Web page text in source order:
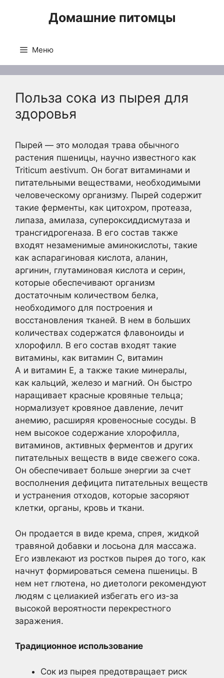
Домашние питомцы
Меню
Польза сока из пырея для
здоровья
Пырей — это молодая трава обычного
растения пшеницы, научно известного как
Triticum aestivum. Он богат витаминами и
питательными веществами, необходимыми
человеческому организму. Пырей содержит
такие ферменты, как цитохром, протеаза,
липаза, амилаза, супероксиддисмутаза и
трансгидрогеназа. В его состав также
входят незаменимые аминокислоты, такие
как аспарагиновая кислота, аланин,
аргинин, глутаминовая кислота и серин,
которые обеспечивают организм
достаточным количеством белка,
необходимого для построения и
восстановления тканей. В нем в больших
количествах содержатся флавоноиды и
хлорофилл. В его состав входят такие
витамины, как витамин С, витамин
А и витамин Е, а также такие минералы,
как кальций, железо и магний. Он быстро
наращивает красные кровяные тельца;
нормализует кровяное давление, лечит
анемию, расширяя кровеносные сосуды. В
нем высокое содержание хлорофилла,
витаминов, активных ферментов и других
питательных веществ в виде свежего сока.
Он обеспечивает больше энергии за счет
восполнения дефицита питательных веществ
и устранения отходов, которые засоряют
клетки, органы, кровь и ткани.
Он продается в виде крема, спрея, жидкой
травяной добавки и лосьона для массажа.
Его извлекают из ростков пырея до того, как
начнут формироваться семена пшеницы. В
нем нет глютена, но диетологи рекомендуют
людям с целиакией избегать его из-за
высокой вероятности перекрестного
заражения.
Традиционное использование
Сок из пырея предотвращает риск